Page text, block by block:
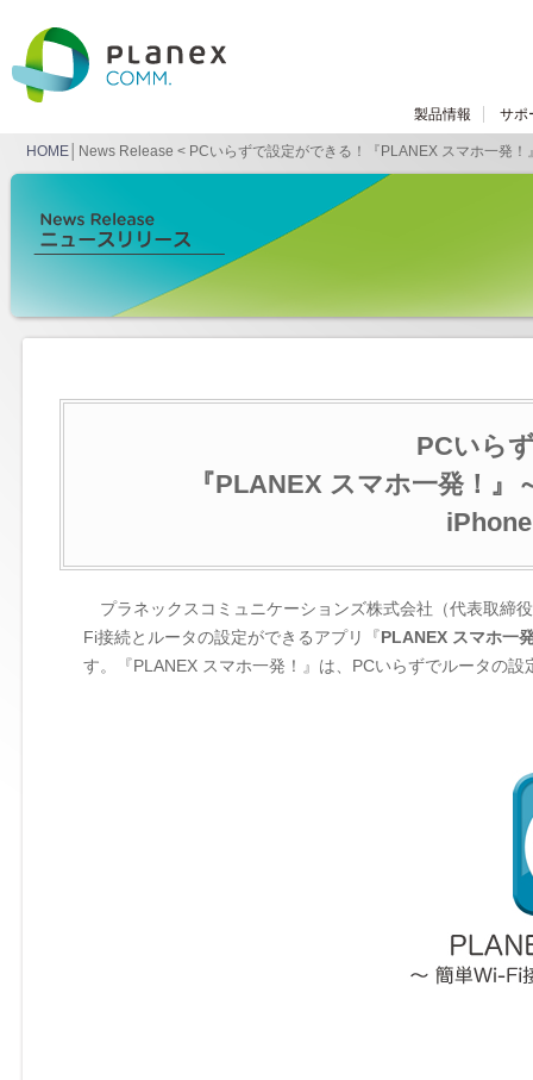
製品情報 サポ
HOME │News Release < PCいらずで設定ができる！『PLANEX スマホ一発
PCいら
『PLANEX スマホ一発！
プラネックスコミュニケーションズ株式会社（代表取締
Fi接続とルータの設定ができるアプリ『PLANEX スマホ一
す。『PLANEX スマホ一発！』は、PCいらずでルータの